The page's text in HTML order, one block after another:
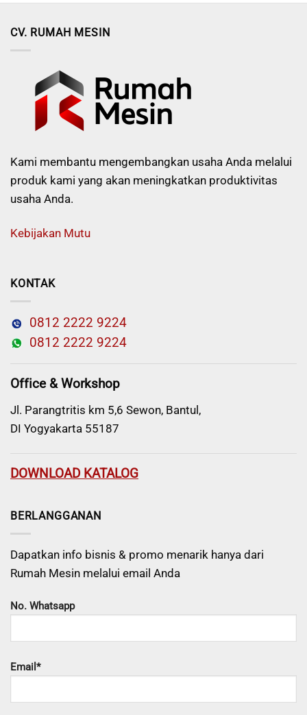
CV. RUMAH MESIN
Kami membantu mengembangkan usaha Anda melalui
produk kami yang akan meningkatkan produktivitas
usaha Anda.
Kebijakan Mutu
KONTAK
0812 2222 9224
0812 2222 9224
Office & Workshop
Jl. Parangtritis km 5,6 Sewon, Bantul,
DI Yogyakarta 55187
DOWNLOAD KATALOG
BERLANGGANAN
Dapatkan info bisnis & promo menarik hanya dari
Rumah Mesin melalui email Anda
No. Whatsapp
Email*